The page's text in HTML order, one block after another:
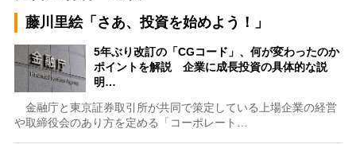
藤川里絵「さあ、投資を始めよう！」
5年ぶり改訂の「CGコード」、何が変わったのか
ポイントを解説 企業に成長投資の具体的な説
明…
金融庁と東京証券取引所が共同で策定している上場企業の経営
や取締役会のあり方を定める「コーポレート…